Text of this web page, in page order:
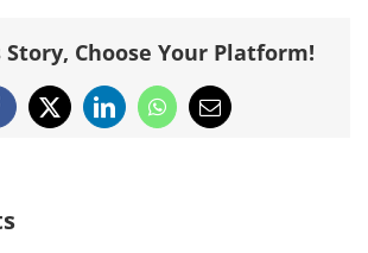
Story, Choose Your Platform!
X LinkedInWhatsApp
Email